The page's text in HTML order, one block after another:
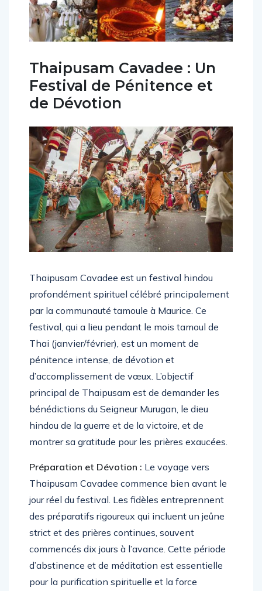
Thaipusam Cavadee : Un
Festival de Pénitence et
de Dévotion
Thaipusam Cavadee est un festival hindou
profondément spirituel célébré principalement
par la communauté tamoule à Maurice. Ce
festival, qui a lieu pendant le mois tamoul de
Thai (janvier/février), est un moment de
pénitence intense, de dévotion et
d’accomplissement de vœux. L’objectif
principal de Thaipusam est de demander les
bénédictions du Seigneur Murugan, le dieu
hindou de la guerre et de la victoire, et de
montrer sa gratitude pour les prières exaucées.
Préparation et Dévotion : Le voyage vers
Thaipusam Cavadee commence bien avant le
jour réel du festival. Les fidèles entreprennent
des préparatifs rigoureux qui incluent un jeûne
strict et des prières continues, souvent
commencés dix jours à l’avance. Cette période
d’abstinence et de méditation est essentielle
pour la purification spirituelle et la force